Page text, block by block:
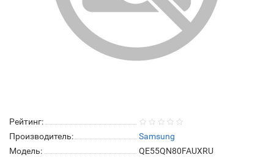
Рейтинг:
Производитель:
Samsung
Модель:
QE55QN80FAUXRU